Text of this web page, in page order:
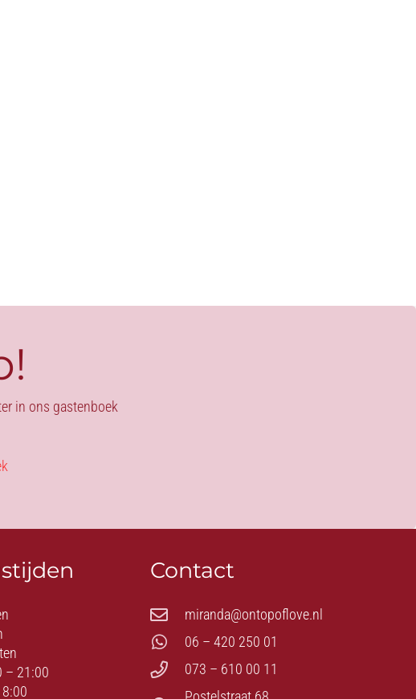
in ons gastenboek
– 21:00
Contact
miranda@ontopoflove.nl
06 – 420 250 01
073 – 610 00 11